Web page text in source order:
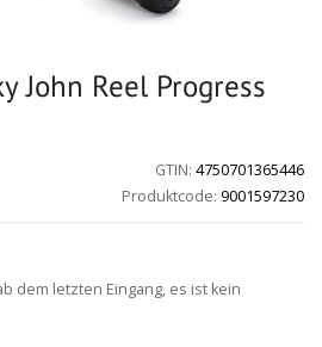
John Reel Progress
GTIN: 4750701365446
Produktcode: 9001597230
dem letzten Eingang, es ist kein